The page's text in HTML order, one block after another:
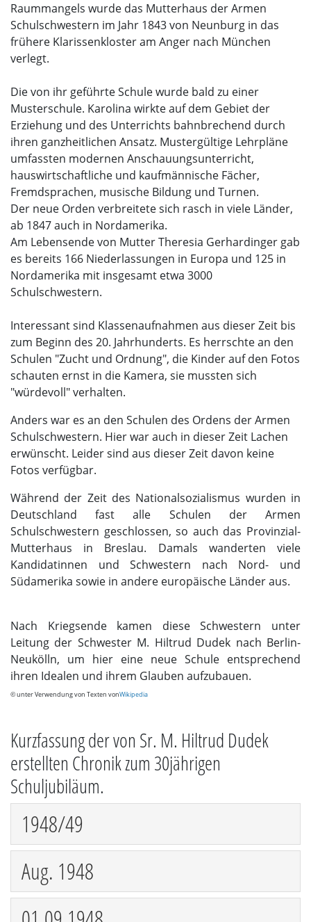
Raummangels wurde das Mutterhaus der Armen
Schulschwestern im Jahr 1843 von Neunburg in das
frühere Klarissenkloster am Anger nach München
verlegt.
Die von ihr geführte Schule wurde bald zu einer
Musterschule. Karolina wirkte auf dem Gebiet der
Erziehung und des Unterrichts bahnbrechend durch
ihren ganzheitlichen Ansatz. Mustergültige Lehrpläne
umfassten modernen Anschauungsunterricht,
hauswirtschaftliche und kaufmännische Fächer,
Fremdsprachen, musische Bildung und Turnen.
Der neue Orden verbreitete sich rasch in viele Länder,
ab 1847 auch in Nordamerika.
Am Lebensende von Mutter Theresia Gerhardinger gab
es bereits 166 Niederlassungen in Europa und 125 in
Nordamerika mit insgesamt etwa 3000
Schulschwestern.
Interessant sind Klassenaufnahmen aus dieser Zeit bis
zum Beginn des 20. Jahrhunderts. Es herrschte an den
Schulen "Zucht und Ordnung", die Kinder auf den Fotos
schauten ernst in die Kamera, sie mussten sich
"würdevoll" verhalten.
Anders war es an den Schulen des Ordens der Armen
Schulschwestern. Hier war auch in dieser Zeit Lachen
erwünscht. Leider sind aus dieser Zeit davon keine
Fotos verfügbar.
Während der Zeit des Nationalsozialismus wurden in
Deutschland fast alle Schulen der Armen
Schulschwestern geschlossen, so auch das Provinzial-
Mutterhaus in Breslau. Damals wanderten viele
Kandidatinnen und Schwestern nach Nord- und
Südamerika sowie in andere europäische Länder aus.
Nach Kriegsende kamen diese Schwestern unter
Leitung der Schwester M. Hiltrud Dudek nach Berlin-
Neukölln, um hier eine neue Schule entsprechend
ihren Idealen und ihrem Glauben aufzubauen.
© unter Verwendung von Texten vonWikipedia
Kurzfassung der von Sr. M. Hiltrud Dudek
erstellten Chronik zum 30jährigen
Schuljubiläum.
1948/49
Aug. 1948